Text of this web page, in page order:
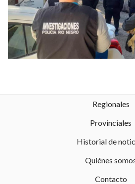
Regionales
Provinciales
Historial de
Quiénes
Contacto